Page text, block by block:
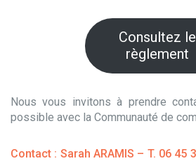
Consultez le
règlement
Nous vous invitons à prendre
possible avec la Communauté de
Contact : Sarah ARAMIS – T. 06 45